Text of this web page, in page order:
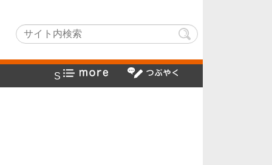
でヤフー検索方法